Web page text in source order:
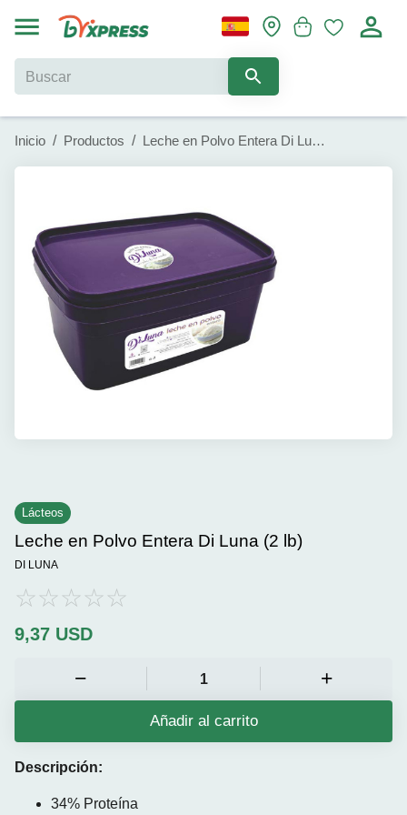
Inicio / Productos / Leche en Polvo Entera Di Luna (2 lb)
Lácteos
Leche en Polvo Entera Di Luna (2 lb)
DI LUNA
9,37 USD
Añadir al carrito
Descripción:
34% Proteína